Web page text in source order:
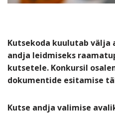
Kutsekoda kuulutab välja
andja leidmiseks
kutsetele. Konkursil
dokumentide esitamise
Kutse andja valimise